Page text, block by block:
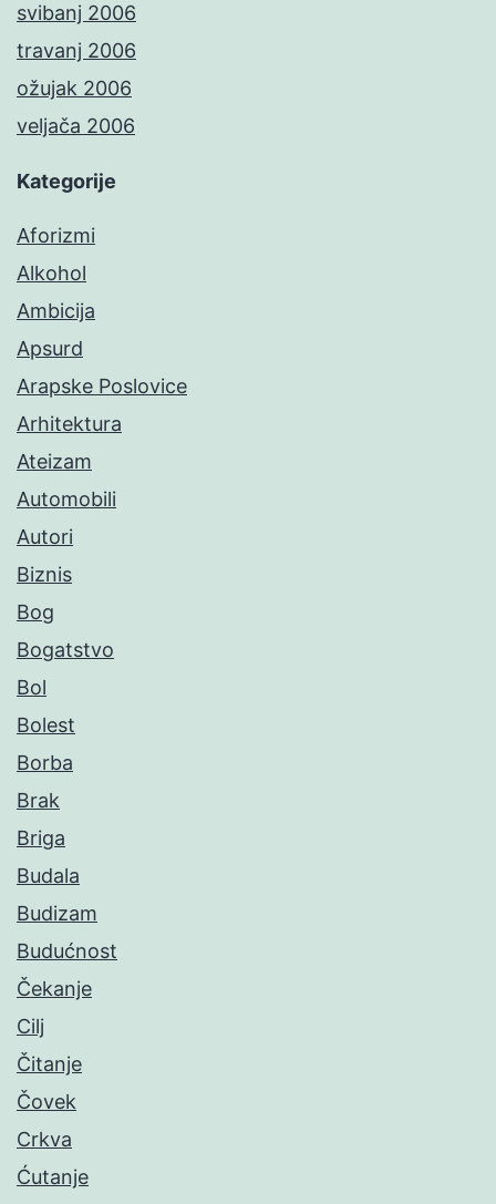
svibanj 2006
travanj 2006
ožujak 2006
veljača 2006
Kategorije
Aforizmi
Alkohol
Ambicija
Apsurd
Arapske Poslovice
Arhitektura
Ateizam
Automobili
Autori
Biznis
Bog
Bogatstvo
Bol
Bolest
Borba
Brak
Briga
Budala
Budizam
Budućnost
Čekanje
Cilj
Čitanje
Čovek
Crkva
Ćutanje